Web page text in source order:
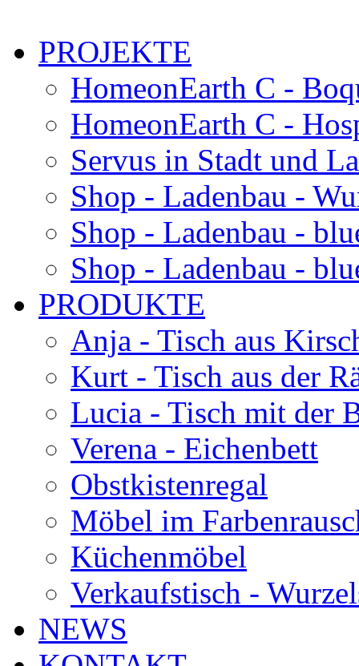
PROJEKTE
HomeonEarth C -
HomeonEarth C -
Servus in Stadt und
Shop - Ladenbau -
Shop - Ladenbau -
Shop - Ladenbau -
PRODUKTE
Anja - Tisch aus
Kurt - Tisch aus der
Lucia - Tisch mit der
Verena - Eichenbett
Obstkistenregal
Möbel im
Küchenmöbel
Verkaufstisch -
NEWS